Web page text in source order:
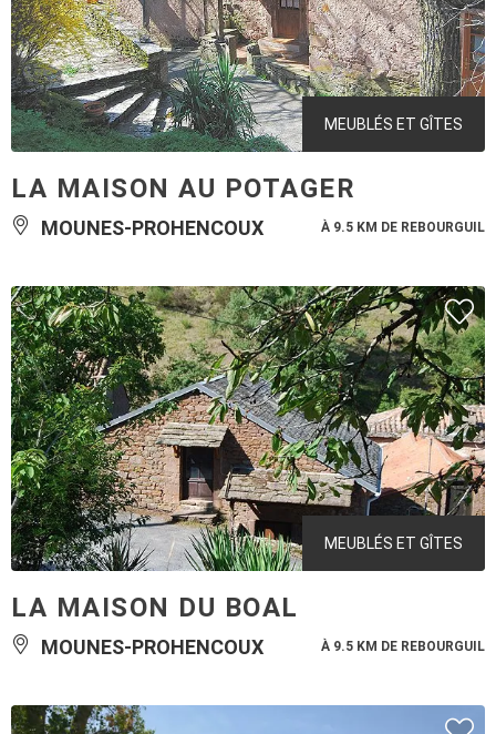
MEUBLÉS ET GÎTES
LA MAISON AU POTAGER
MOUNES-PROHENCOUX À 9.5 KM DE REBOURGUIL
MEUBLÉS ET GÎTES
LA MAISON DU BOAL
MOUNES-PROHENCOUX À 9.5 KM DE REBOURGUIL